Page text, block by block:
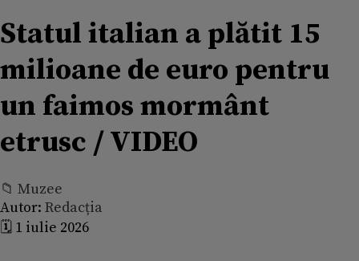
Statul italian a plătit 15
milioane de euro pentru
un faimos mormânt
etrusc / VIDEO
📁 Muzee
Autor: Redacția
🗓️ 1 iulie 2026